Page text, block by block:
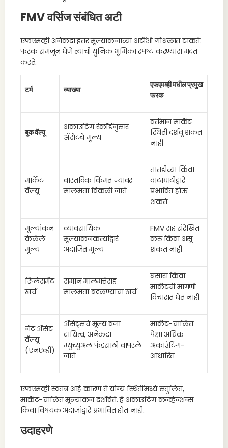
FMV वर्सिज संबंधित अटी
एफएमव्ही अनेकदा इतर मूल्यांकनाच्या अटींशी गोंधळात टाकते.
फरक समजून घेणे त्याची युनिक भूमिका स्पष्ट करण्यास मदत
करते.
टर्म व्याख्या
एफएमव्ही मधील प्रमुख
फरक
बुक वॅल्यू
अकाउंटिंग रेकॉर्डनुसार
ॲसेटचे मूल्य
वर्तमान मार्केट
स्थिती दर्शवू शकत
नाही
मार्केट
वॅल्यू
वास्तविक किंमत ज्यावर
मालमत्ता विकली जाते
तातडीच्या किंवा
वाटाघाटीद्वारे
प्रभावित होऊ
शकते
मूल्यांकन
केलेले
मूल्य
व्यावसायिक
मूल्यांकनकर्त्याद्वारे
अंदाजित मूल्य
FMV सह संरेखित
करू किंवा असू
शकत नाही
रिप्लेसमेंट
खर्च
समान मालमत्तेसह
मालमत्ता बदलण्याचा खर्च
घसारा किंवा
मार्केटची मागणी
विचारात घेत नाही
नेट ॲसेट
वॅल्यू
(एनएव्ही)
ॲसेट्सचे मूल्य वजा
दायित्व, अनेकदा
म्युच्युअल फंडसाठी वापरले
जाते
मार्केट-चालित
पेक्षा अधिक
अकाउंटिंग-
आधारित
एफएमव्ही स्वतंत्र आहे कारण ते योग्य स्थितींमध्ये संतुलित,
मार्केट-चालित मूल्यांकन दर्शविते. हे अकाउंटिंग कन्व्हेन्शन्स
किंवा विषयक अंदाजांद्वारे प्रभावित होत नाही.
उदाहरणे